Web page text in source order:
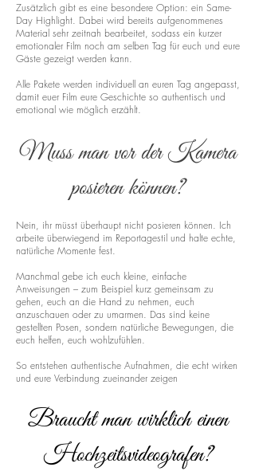
Zusätzlich gibt es eine besondere Option: ein Same-
Day Highlight. Dabei wird bereits aufgenommenes
Material sehr zeitnah bearbeitet, sodass ein kurzer
emotionaler Film noch am selben Tag für euch und eure
Gäste gezeigt werden kann.
Alle Pakete werden individuell an euren Tag angepasst,
damit euer Film eure Geschichte so authentisch und
emotional wie möglich erzählt.
Muss man vor der Kamera
posieren können?
Nein, ihr müsst überhaupt nicht posieren können. Ich
arbeite überwiegend im Reportagestil und halte echte,
natürliche Momente fest.
Manchmal gebe ich euch kleine, einfache
Anweisungen – zum Beispiel kurz gemeinsam zu
gehen, euch an die Hand zu nehmen, euch
anzuschauen oder zu umarmen. Das sind keine
gestellten Posen, sondern natürliche Bewegungen, die
euch helfen, euch wohlzufühlen.
So entstehen authentische Aufnahmen, die echt wirken
und eure Verbindung zueinander zeigen
Braucht man wirklich einen
Hochzeitsvideografen?